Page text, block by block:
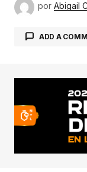
por Abigail
ADD A